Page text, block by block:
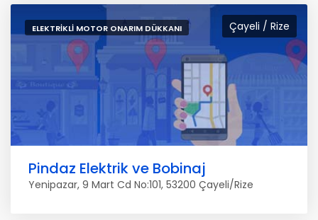
Çayeli / Rize
ELEKTRIKLI MOTOR ONARIM DÜKKANI
Pindaz Elektrik ve Bobinaj
Yenipazar, 9 Mart Cd No:101, 53200 Çayeli/Rize